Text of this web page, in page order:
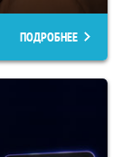
ПОДРОБНЕЕ